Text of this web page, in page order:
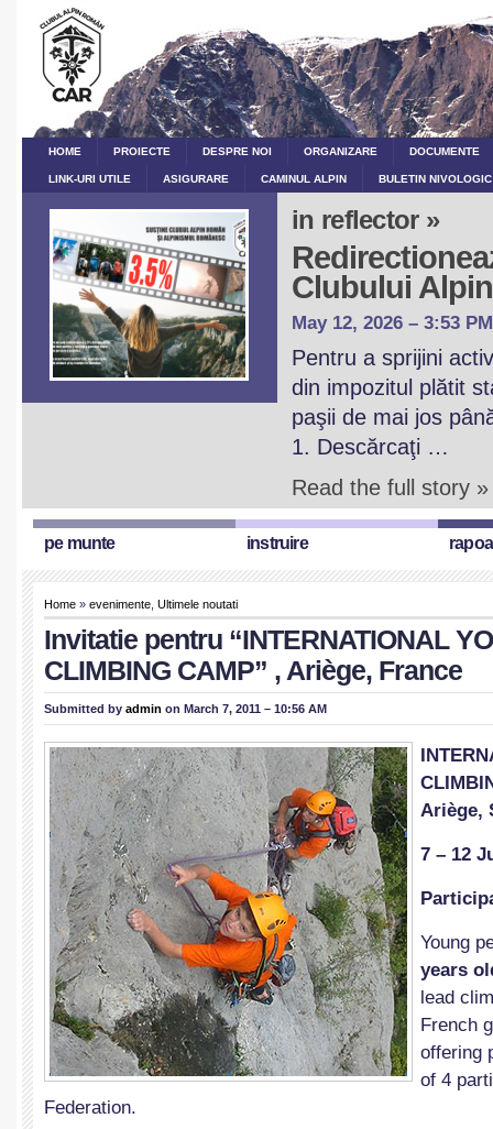
HOME PROIECTE DESPRE NOI ORGANIZARE DOCUMENTE
LINK-URI UTILE ASIGURARE CAMINUL ALPIN BULETIN
in reflector »
Clubului
May 12, 2026 – 3:53 PM
Pentru a sprijini
din impozitul plătit
paşii de mai jos
1. Descărcaţi …
Read the full story »
pe munte instruire
Home » evenimente Ultimele noutati
Invitatie pentru “INTERNATIONAL
CLIMBING CAMP” , Ariège, France
Submitted by admin on March 7, 2011 – 10:56 AM
Ariège,
7 – 12
Young
years
lead
French
offering
of 4
Federation.